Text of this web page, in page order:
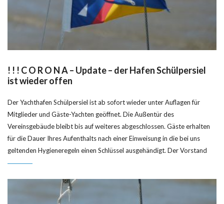
! ! ! C O R O N A – Update – der Hafen Schülpersiel
ist wieder offen
Der Yachthafen Schülpersiel ist ab sofort wieder unter Auflagen für
Mitglieder und Gäste-Yachten geöffnet. Die Außentür des
Vereinsgebäude bleibt bis auf weiteres abgeschlossen. Gäste erhalten
für die Dauer Ihres Aufenthalts nach einer Einweisung in die bei uns
geltenden Hygieneregeln einen Schlüssel ausgehändigt. Der Vorstand